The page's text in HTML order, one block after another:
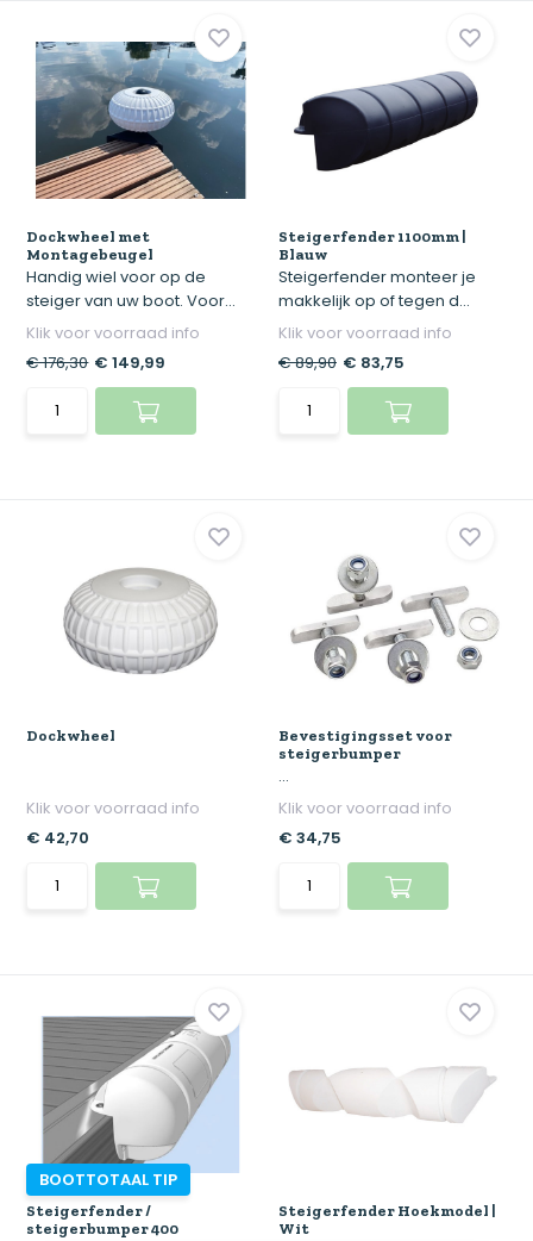
Dockwheel met
Montagebeugel
Handig wiel voor op de
steiger van uw boot. Voor...
Klik voor voorraad info
€ 176,30 € 149,99
Steigerfender 1100mm |
Blauw
Steigerfender monteer je
makkelijk op of tegen d...
Klik voor voorraad info
€ 89,90 € 83,75
Dockwheel
Klik voor voorraad info
€ 42,70
Bevestigingsset voor
steigerbumper
...
Klik voor voorraad info
€ 34,75
BOOTTOTAAL TIP
Steigerfender /
steigerbumper 400
Steigerfender Hoekmodel |
Wit